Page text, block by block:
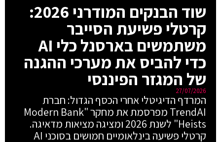
שוד הבנקים המודרני 2026:
קרטלי פשיעת הסייבר
משתמשים בארסנל כלי AI
כדי להביס את מערכי ההגנה
של המגזר הפיננסי
27/07/2026
המרדף הדיגיטלי אחרי הכסף הגדול: חברת
TrendAI מפרסמת את מחקר "Modern Bank
Heists" לשנת 2026 ומציגה מציאות מדאיגה.
קרטלי פשיעה בינלאומיים חמושים בסוכני AI